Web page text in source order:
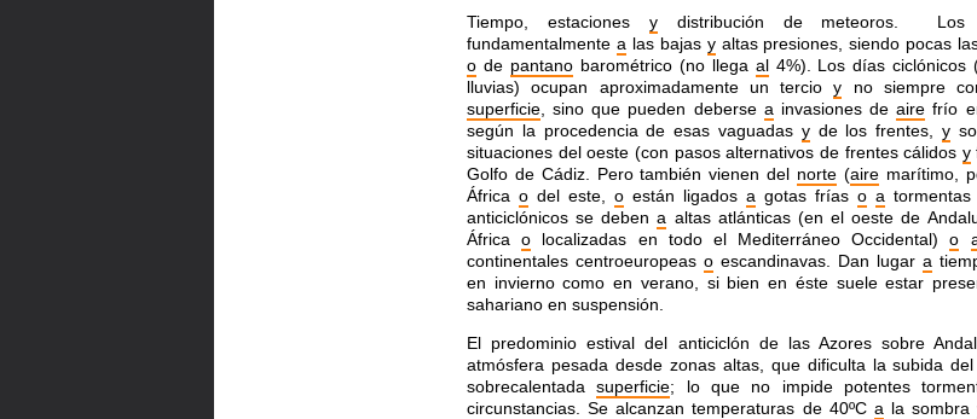
Tiempo, estaciones ydistribución de meteoros.
Los
fundamentalmente a las bajas yaltas presiones, siendo pocas
o de pantanobarométrico (no llega al4%). Los días ciclónicos
lluvias) ocupan aproximadamente un tercioy no siempre
superficie , sino que pueden deberse a invasiones deaire frío
según la procedencia de esas vaguadas yde los frentes, y
situaciones del oeste (con pasos alternativos de frentes cálidos y
Golfo de Cádiz. Pero también vienen del norte (airemarítimo,
África o del este, o están ligados a gotas frías o a
anticiclónicos se debena altas atlánticas (en el oeste de
Áfricao localizadas en todo el Mediterráneo Occidental)o
continentales centroeuropeas o escandinavas. Dan lugar a
en invierno como en verano, si bien en éste suele estar
sahariano en suspensión.
El predominio estival del anticiclón de las Azores sobre
atmósfera pesada desde zonas altas, que dificulta la subida
sobrecalentadasuperficie; lo que no impide potentes
circunstancias. Se alcanzan temperaturas de 40ºC a la sombra